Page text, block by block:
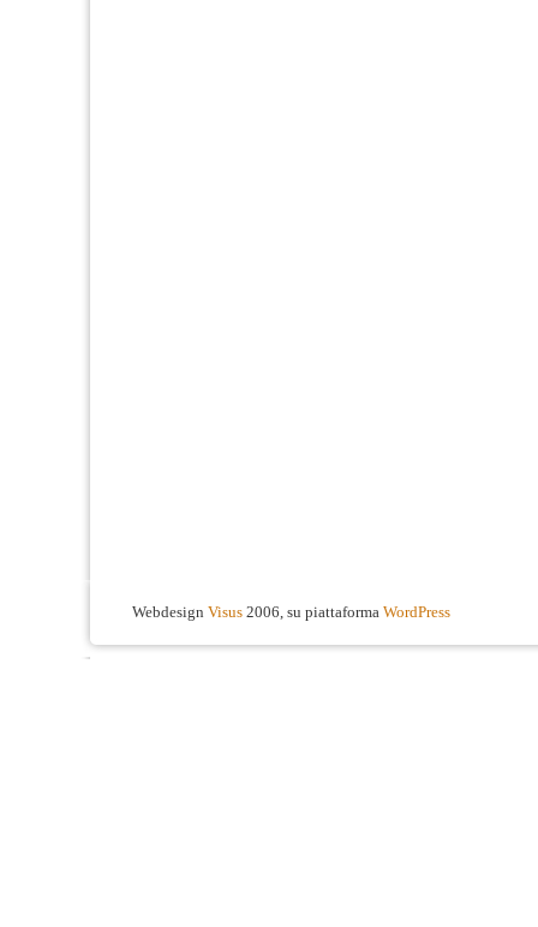
Webdesign Visus 2006, su piattaforma WordPress